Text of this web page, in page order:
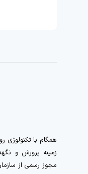
زمینه پرورش و
مجوز رسمی از